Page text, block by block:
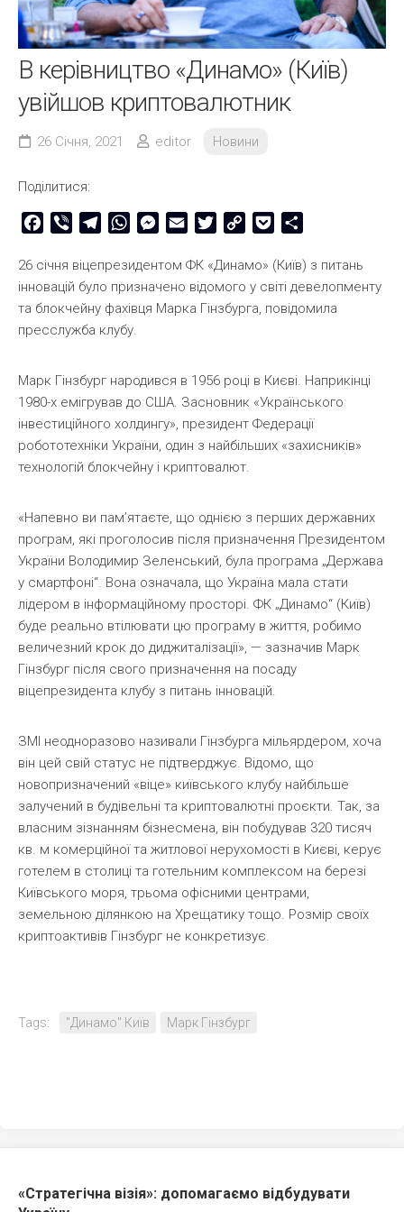
В керівництво «Динамо» (Київ)
увійшов криптовалютник
26 Січня, 2021 editor Новини
Поділитися:
Facebook
Viber TelegramWhatsAppMessenger
Email TwitterCopy
Pocket
26 січня віцепрезидентом ФК «Динамо» (Київ) з питань
інновацій було призначено відомого у світі девелопменту
та блокчейну фахівця Марка Гінзбурга, повідомила
пресслужба клубу.
Марк Гінзбург народився в 1956 році в Києві. Наприкінці
1980-х емігрував до США. Засновник «Українського
інвестиційного холдингу», президент Федерації
робототехніки України, один з найбільших «захисників»
технологій блокчейну і криптовалют.
«Напевно ви пам’ятаєте, що однією з перших державних
програм, які проголосив після призначення Президентом
України Володимир Зеленський, була програма „Держава
у смартфоні“. Вона означала, що Україна мала стати
лідером в інформаційному просторі. ФК „Динамо“ (Київ)
буде реально втілювати цю програму в життя, робимо
величезний крок до диджиталізації», — зазначив Марк
Гінзбург після свого призначення на посаду
віцепрезидента клубу з питань інновацій.
ЗМІ неодноразово називали Гінзбурга мільярдером, хоча
він цей свій статус не підтверджує. Відомо, що
новопризначений «віце» київського клубу найбільше
залучений в будівельні та криптовалютні проєкти. Так, за
власним зізнанням бізнесмена, він побудував 320 тисяч
кв. м комерційної та житлової нерухомості в Києві, керує
готелем в столиці та готельним комплексом на березі
Київського моря, трьома офісними центрами,
земельною ділянкою на Хрещатику тощо. Розмір своїх
криптоактивів Гінзбург не конкретизує.
Tags: "Динамо" Київ Марк Гінзбург
«Стратегічна візія»: допомагаємо відбудувати